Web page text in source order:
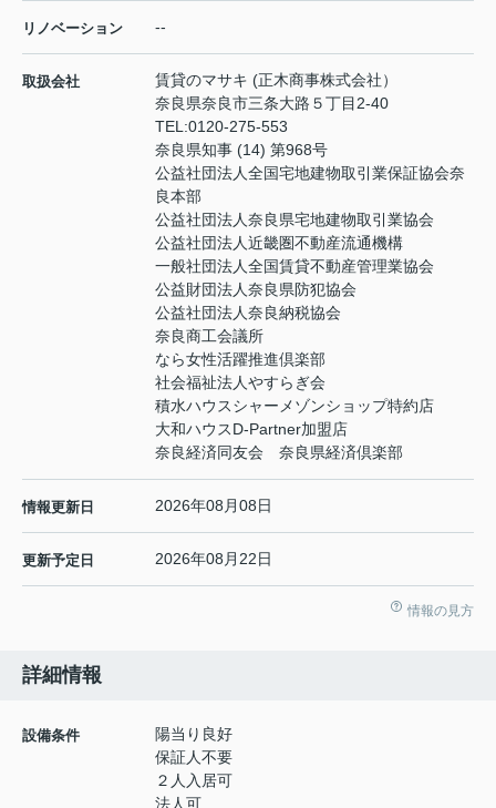
リノベーション --
取扱会社
賃貸のマサキ (正木商事株式会社）
奈良県奈良市三条大路５丁目2-40
TEL:0120-275-553
奈良県知事 (14) 第968号
公益社団法人全国宅地建物取引業保証協会奈
良本部
公益社団法人奈良県宅地建物取引業協会
公益社団法人近畿圏不動産流通機構
一般社団法人全国賃貸不動産管理業協会
公益財団法人奈良県防犯協会
公益社団法人奈良納税協会
奈良商工会議所
なら女性活躍推進倶楽部
社会福祉法人やすらぎ会
積水ハウスシャーメゾンショップ特約店
大和ハウスD-Partner加盟店
奈良経済同友会 奈良県経済倶楽部
情報更新日 2026年08月08日
更新予定日 2026年08月22日
情報の見方
詳細情報
設備条件
陽当り良好
保証人不要
２人入居可
法人可